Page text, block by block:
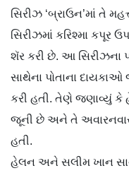
સિરીઝ ‘બ્રાઉન’માં તે
સિરીઝમાં કરિશ્મા કપૂર
શૅર કરી છે. આ સિરીઝના
સાથેના પોતાના દાયકાઓ
કરી હતી. તેણે જણાવ્યું કે
જૂની છે અને તે
હતી.
હેલન અને સલીમ ખાન